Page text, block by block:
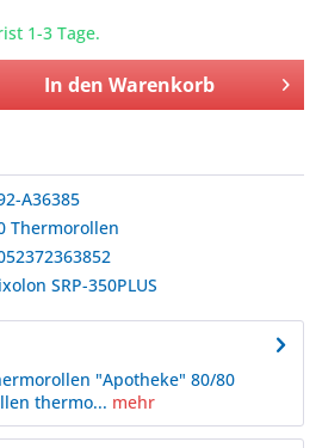
1-3 Tage.
In den Warenkorb
A36385
Thermorollen
SRP-350PLUS
"Apotheke" 80/80
thermo... mehr